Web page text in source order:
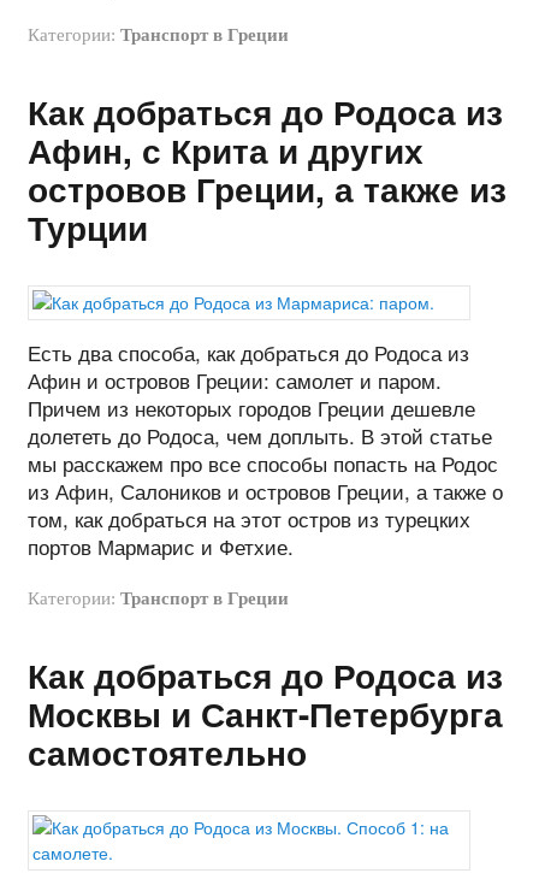
Категории: Транспорт в Греции
Как добраться до Родоса из
Афин, с Крита и других
островов Греции, а также из
Турции
Есть два способа, как добраться до Родоса из
Афин и островов Греции: самолет и паром.
Причем из некоторых городов Греции дешевле
долететь до Родоса, чем доплыть. В этой статье
мы расскажем про все способы попасть на Родос
из Афин, Салоников и островов Греции, а также о
том, как добраться на этот остров из турецких
портов Мармарис и Фетхие.
Категории: Транспорт в Греции
Как добраться до Родоса из
Москвы и Санкт-Петербурга
самостоятельно